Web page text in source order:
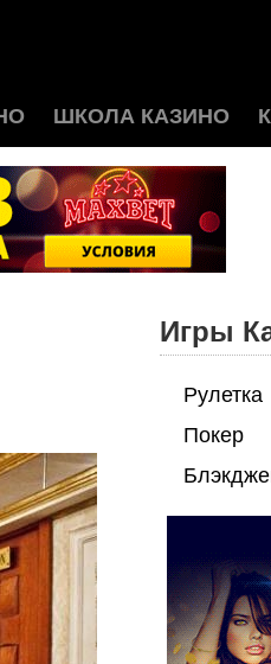
ШКОЛА КАЗИНО
Игры
Рулетка
Покер